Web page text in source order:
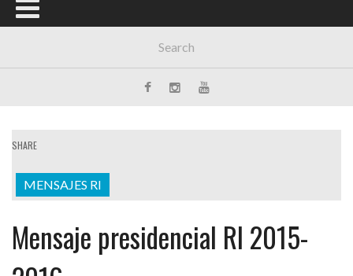
SHARE
MENSAJES RI
Mensaje presidencial RI 2015-